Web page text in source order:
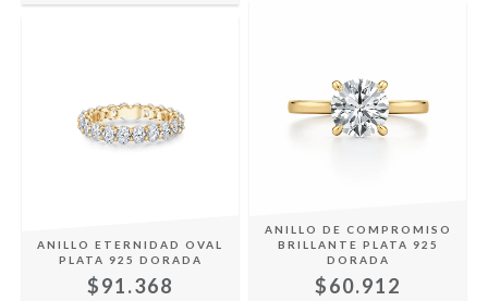
ANILLO ETERNIDAD OVAL
PLATA 925 DORADA
$91.368
ANILLO DE COMPROMISO
BRILLANTE PLATA 925
DORADA
$60.912